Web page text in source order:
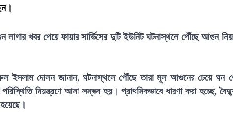
খবর পেয়ে ফায়ার সার্ভিসের দুটি ইউনিট ঘটনাস্থলে পৌঁছে আগুন
ইসলাম দোলন জানান, ঘটনাস্থলে পৌঁছে তারা মূল আগুনের চেয়ে ঘন
নিয়ন্ত্রণে আনা সম্ভব হয়। প্রাথমিকভাবে ধারণা করা হচ্ছে,